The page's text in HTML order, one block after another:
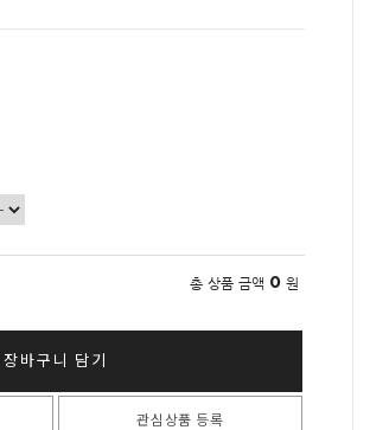
총 상품 금액 0 원
장바구니 담기
관심상품 등록